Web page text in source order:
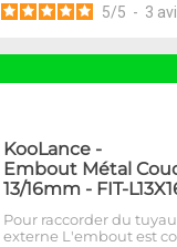
5/5 - 3
KooLance -
Embout Métal
13/16mm - FIT-
Pour raccorder du
externe L'embout est